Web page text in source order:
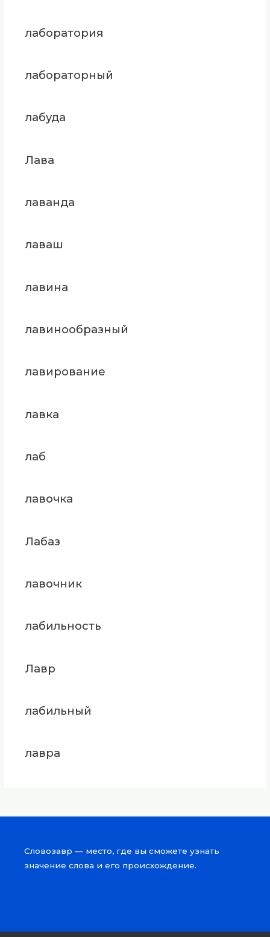
лаборатория
лабораторный
лабуда
Лава
лаванда
лаваш
лавина
лавинообразный
лавирование
лавка
лаб
лавочка
Лабаз
лавочник
лабильность
Лавр
лабильный
лавра
Словозавр — место, где вы сможете узнать
значение слова и его происхождение.